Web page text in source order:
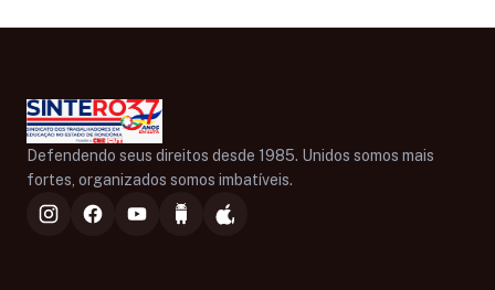
Defendendo seus direitos desde 1985. Unidos somos mais
fortes, organizados somos imbatíveis.